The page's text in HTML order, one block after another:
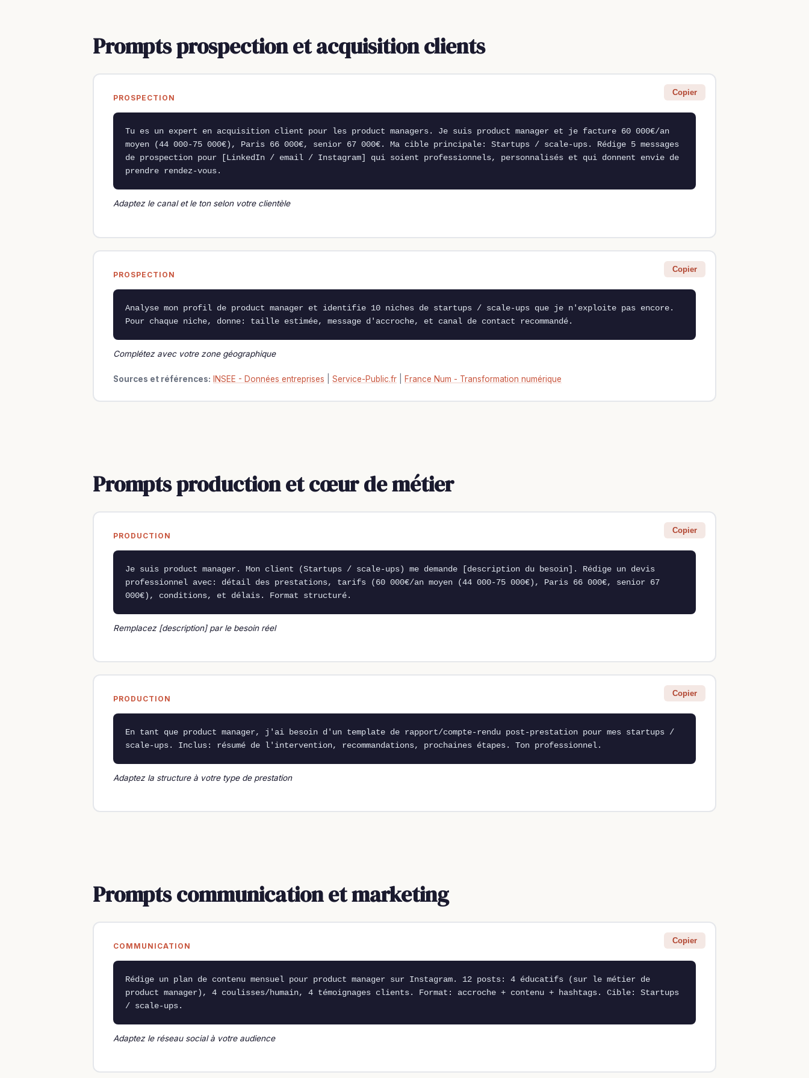
Prompts prospection et acquisition clients
PROSPECTION
Copier
Tu es un expert en acquisition client pour les product managers. Je suis product manager et je facture 60 000€/an
moyen (44 000-75 000€), Paris 66 000€, senior 67 000€. Ma cible principale: Startups / scale-ups. Rédige 5 messages
de prospection pour [LinkedIn / email / Instagram] qui soient professionnels, personnalisés et qui donnent envie de
prendre rendez-vous.
Adaptez le canal et le ton selon votre clientèle
PROSPECTION
Copier
Analyse mon profil de product manager et identifie 10 niches de startups / scale-ups que je n'exploite pas encore.
Pour chaque niche, donne: taille estimée, message d'accroche, et canal de contact recommandé.
Complétez avec votre zone géographique
Sources et références: INSEE - Données entreprises Service-Public.fr France Num - Transformation numérique
Prompts production et cœur de métier
PRODUCTION
Copier
Je suis product manager. Mon client (Startups / scale-ups) me demande [description du besoin]. Rédige un devis
professionnel avec: détail des prestations, tarifs (60 000€/an moyen (44 000-75 000€), Paris 66 000€, senior 67
000€), conditions, et délais. Format structuré.
Remplacez [description] par le besoin réel
PRODUCTION
Copier
En tant que product manager, j'ai besoin d'un template de rapport/compte-rendu post-prestation pour mes startups /
scale-ups. Inclus: résumé de l'intervention, recommandations, prochaines étapes. Ton professionnel.
Adaptez la structure à votre type de prestation
Prompts communication et marketing
COMMUNICATION
Copier
Rédige un plan de contenu mensuel pour product manager sur Instagram. 12 posts: 4 éducatifs (sur le métier de
product manager), 4 coulisses/humain, 4 témoignages clients. Format: accroche + contenu + hashtags. Cible: Startups
/ scale-ups.
Adaptez le réseau social à votre audience